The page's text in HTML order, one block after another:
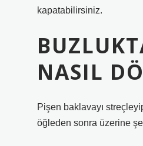
kapatabilirsiniz.
NASIL
Pişen baklavayı
öğleden sonra üzerine